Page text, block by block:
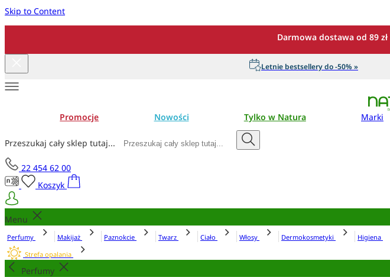
Skip to Content
Darmowa dostawa od 89 zł
Letnie bestsellery do -50% »
Promocje Nowości Tylko w Natura Marki
Przeszukaj cały sklep tutaj...
22 454 62 00
Koszyk
Menu
Perfumy Makijaż Paznokcie Twarz Ciało Włosy Dermokosmetyki Higiena
Strefa opalania
Perfumy